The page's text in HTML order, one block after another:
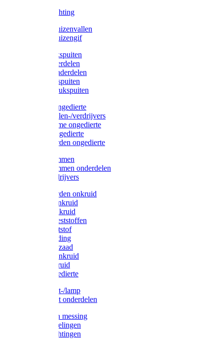
LED verlichting
Ratten / Muizenvallen
Ratten / Muizengif
Gloria drukspuiten
Gloria onderdelen
Gardena onderdelen
Dario drukspuiten
Gardena drukspuiten
Diversen ongedierte
Insectenvallen-/verdrijvers
Protect Home ongedierte
Solabiol ongedierte
Protect Garden ongedierte
Mollenklemmen
Mollenklemmen onderdelen
Mollenverdrijvers
Protect Garden onkruid
Diversen onkruid
Solabiol onkruid
Solabiol meststoffen
Pokon meststof
Pokon voeding
Pokon graszaad
Roundup onkruid
Pokon onkruid
Pokon ongedierte
Vliegenkast-/lamp
Vliegenkast onderdelen
Zuigkorven messing
Geka koppelingen
Geka afdichtingen